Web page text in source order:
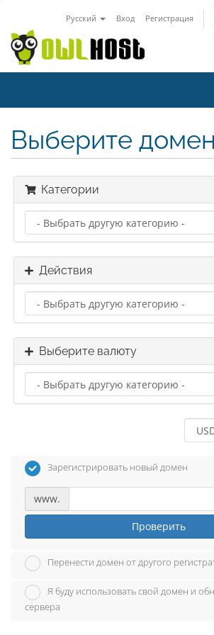
Русский Вход Регистрация
Выберите
Категории
Действия
Выберите валюту
Зарегистрировать новый домен
www.
Проверить
Перенести домен от другого
Я буду использовать свой домен и
сервера